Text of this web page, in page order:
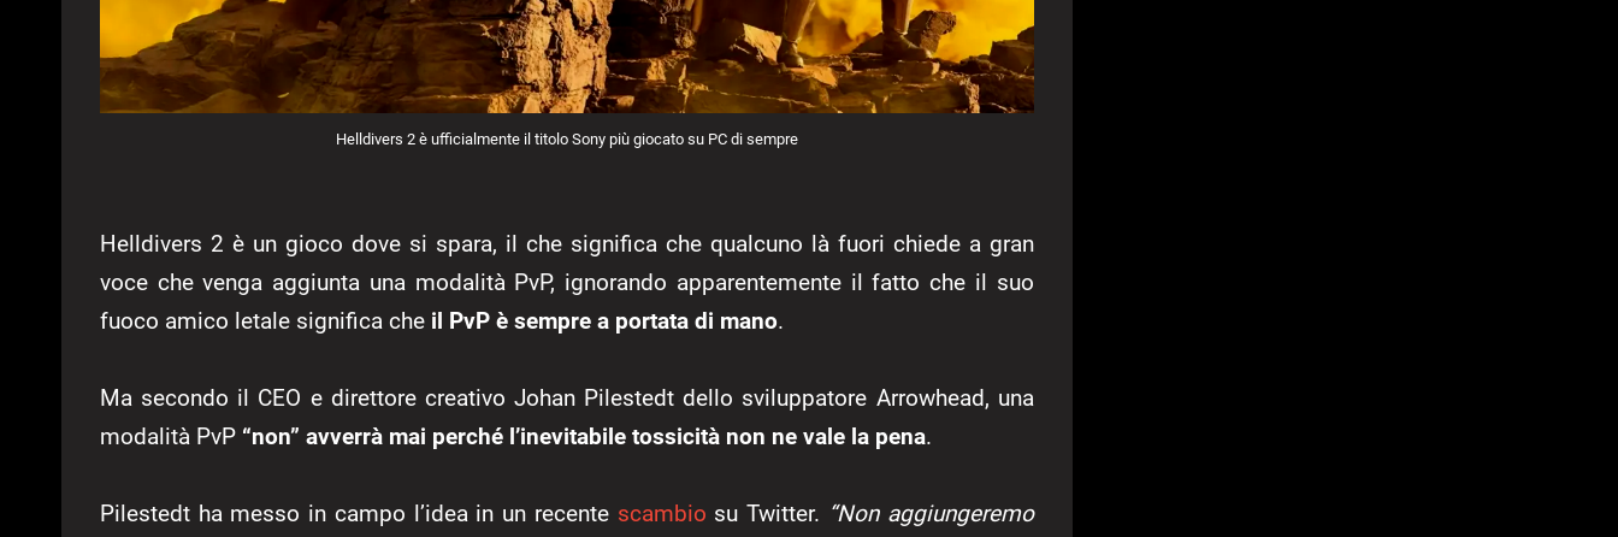
Helldivers 2 è ufficialmente il titolo Sony più giocato su PC di sempre
Helldivers 2 è un gioco dove si spara, il che significa che qualcuno là fuori chiede a gran
voce che venga aggiunta una modalità PvP, ignorando apparentemente il fatto che il suo
fuoco amico letale significa che il PvP è sempre a portata di mano.
Ma secondo il CEO e direttore creativo Johan Pilestedt dello sviluppatore Arrowhead, una
modalità PvP “non” avverrà mai perché l’inevitabile tossicità non ne vale la pena.
Pilestedt ha messo in campo l’idea in un recente scambio su Twitter. “Non aggiungeremo